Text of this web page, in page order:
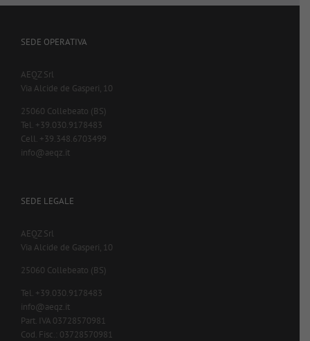
SEDE OPERATIVA
AEQZ Srl
Via Alcide de Gasperi, 10
25060 Collebeato (BS)
Tel. +39.030.9178483
Cell. +39.348.6703499
info@aeqz.it
SEDE LEGALE
AEQZ Srl
Via Alcide de Gasperi, 10
25060 Collebeato (BS)
Tel. +39.030.9178483
info@aeqz.it
Part. IVA 03728570981
Cod. Fisc.: 03728570981